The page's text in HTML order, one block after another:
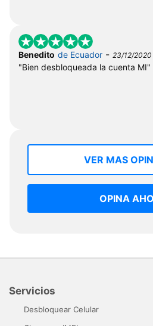
Benedito de Ecuador - 23/12/2020
"Bien desbloqueada la cuenta MI"
VER MAS
OPINA
Servicios
Desbloquear Celular